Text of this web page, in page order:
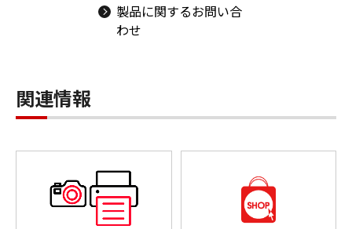
製品に関するお問い合
わせ
関連情報